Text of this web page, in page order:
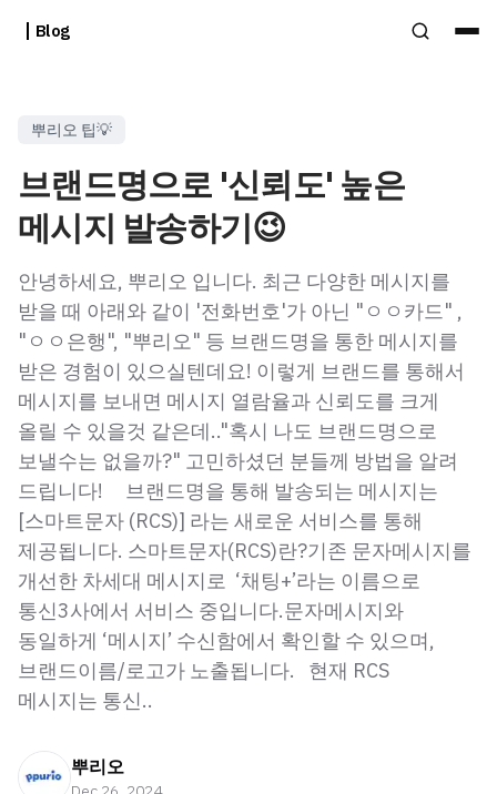
Blog
뿌리오 팁💡
브랜드명으로 '신뢰도' 높은
메시지 발송하기😉
안녕하세요, 뿌리오 입니다. 최근 다양한 메시지를
받을 때 아래와 같이 '전화번호'가 아닌 "ㅇㅇ카드" ,
"ㅇㅇ은행", "뿌리오" 등 브랜드명을 통한 메시지를
받은 경험이 있으실텐데요! 이렇게 브랜드를 통해서
메시지를 보내면 메시지 열람율과 신뢰도를 크게
올릴 수 있을것 같은데.."혹시 나도 브랜드명으로
보낼수는 없을까?" 고민하셨던 분들께 방법을 알려
드립니다! 브랜드명을 통해 발송되는 메시지는
[스마트문자 (RCS)] 라는 새로운 서비스를 통해
제공됩니다. 스마트문자(RCS)란?기존 문자메시지를
개선한 차세대 메시지로 ‘채팅+’라는 이름으로
통신3사에서 서비스 중입니다.문자메시지와
동일하게 ‘메시지’ 수신함에서 확인할 수 있으며,
브랜드이름/로고가 노출됩니다. 현재 RCS
메시지는 통신..
뿌리오